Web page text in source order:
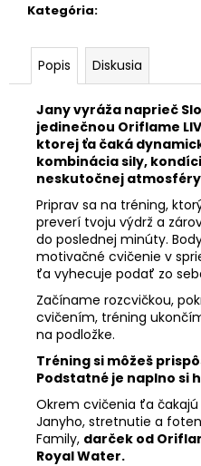
Kategória:
Popis Diskusia
Jany vyráža naprieč
jedinečnou Oriflame
ktorej ťa čaká
kombinácia sily,
neskutočnej
Priprav sa na tréning,
preverí tvoju výdrž a
do poslednej minúty.
motivačné cvičenie v
ťa vyhecuje podať zo
Začíname rozcvičkou,
cvičením, tréning
na podložke.
Tréning si môžeš
Podstatné je naplno si
Okrem cvičenia ťa
Janyho, stretnutie a
Family, darček od
Royal Water.